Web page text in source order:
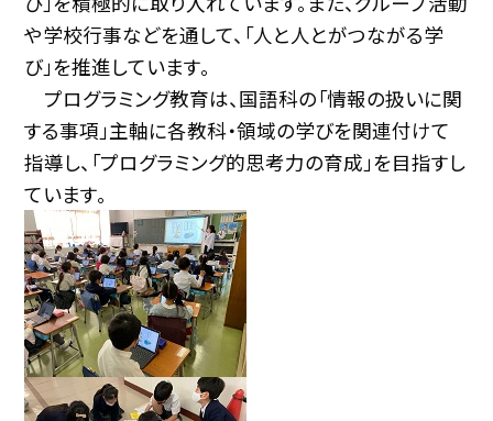
や学校行事などを通して、「人と人とがつながる学
び」を推進しています。
プログラミング教育は、国語科の「情報の扱いに関
する事項」主軸に各教科・領域の学びを関連付けて
指導し、「プログラミング的思考力の育成」を目指すし
ています。